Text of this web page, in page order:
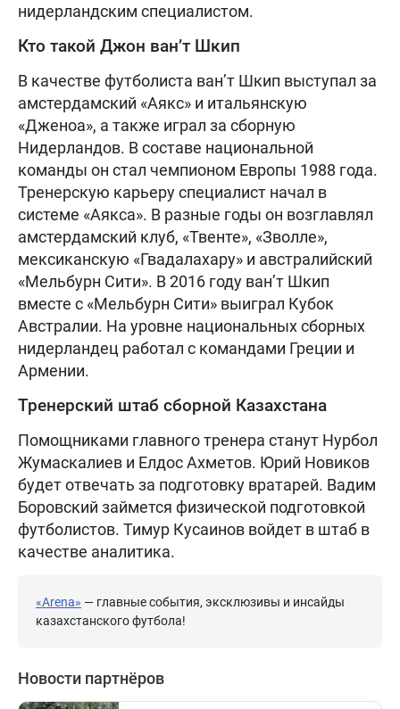
нидерландским специалистом.
Кто такой Джон ван’т Шкип
В качестве футболиста ван’т Шкип выступал за
амстердамский «Аякс» и итальянскую
«Дженоа», а также играл за сборную
Нидерландов. В составе национальной
команды он стал чемпионом Европы 1988 года.
Тренерскую карьеру специалист начал в
системе «Аякса». В разные годы он возглавлял
амстердамский клуб, «Твенте», «Зволле»,
мексиканскую «Гвадалахару» и австралийский
«Мельбурн Сити». В 2016 году ван’т Шкип
вместе с «Мельбурн Сити» выиграл Кубок
Австралии. На уровне национальных сборных
нидерландец работал с командами Греции и
Армении.
Тренерский штаб сборной Казахстана
Помощниками главного тренера станут Нурбол
Жумаскалиев и Елдос Ахметов. Юрий Новиков
будет отвечать за подготовку вратарей. Вадим
Боровский займется физической подготовкой
футболистов. Тимур Кусаинов войдет в штаб в
качестве аналитика.
«Arena» — главные события, эксклюзивы и инсайды
казахстанского футбола!